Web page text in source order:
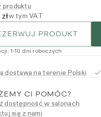
produktu
w tym VAT
PRODUKT
:1-10 dni roboczych
dostawa na terenie Polski
CI POMÓC?
dostępność w salonach
się z nami